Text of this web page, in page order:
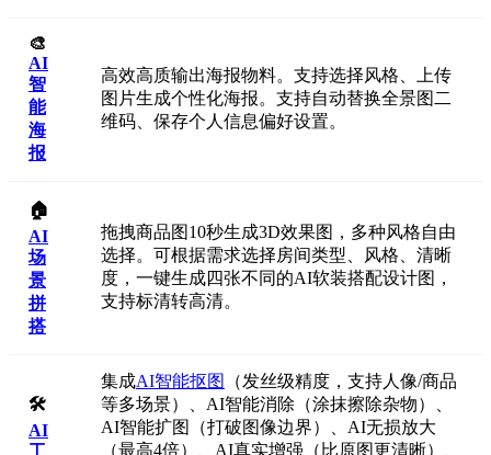
🎨
AI
智
能
海
报
高效高质输出海报物料。支持选择风格、上传
图片生成个性化海报。支持自动替换全景图二
维码、保存个人信息偏好设置。
🏠
AI
场
景
拼
搭
拖拽商品图10秒生成3D效果图，多种风格自由
选择。可根据需求选择房间类型、风格、清晰
度，一键生成四张不同的AI软装搭配设计图，
支持标清转高清。
🛠️
AI
工
集成AI智能抠图
（发丝级精度，支持人像/商品
等多场景）、AI智能消除（涂抹擦除杂物）、
AI智能扩图（打破图像边界）、AI无损放大
（最高4倍）、AI真实增强（比原图更清晰）、